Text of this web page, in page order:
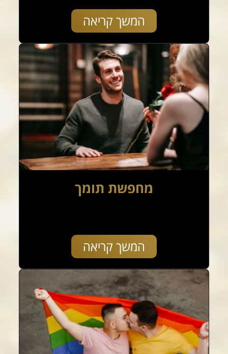
המשך קריאה
מחפשת תומך
המשך קריאה